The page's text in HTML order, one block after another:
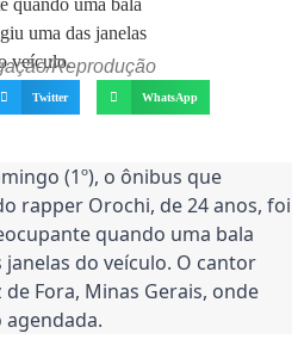
Reprodução
Twitter WhatsApp
(1º), o ônibus que
rapper Orochi, de 24 anos, foi
quando uma bala
do veículo. O cantor
de Fora, Minas Gerais, onde